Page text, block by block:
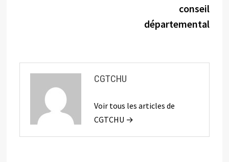
conseil
départemental
CGTCHU
Voir tous les articles de
CGTCHU →